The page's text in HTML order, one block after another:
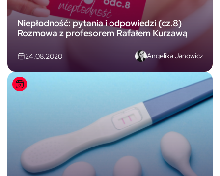
Niepłodność: pytania i odpowiedzi (cz.8)
Rozmowa z profesorem Rafałem Kurzawą
24.08.2020 Angelika Janowicz